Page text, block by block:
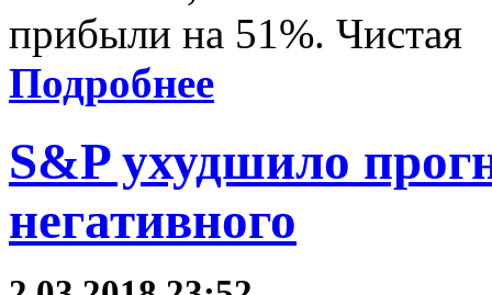
прибыли на 51%. Чистая
Подробнее
S&P ухудшило
негативного